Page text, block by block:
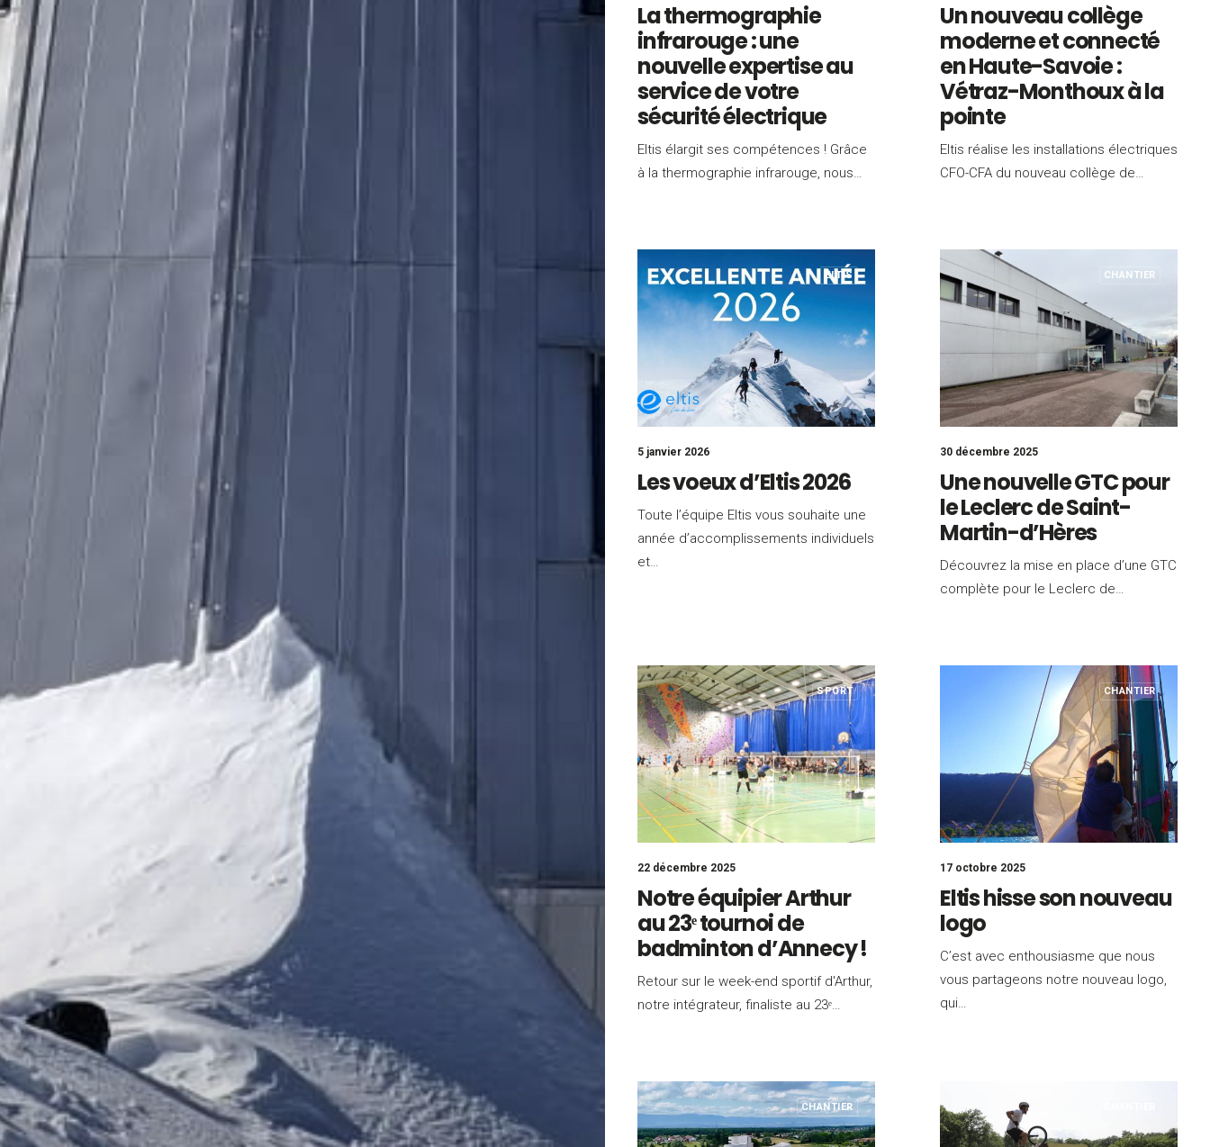
La thermographie
infrarouge : une
nouvelle expertise au
service de votre
sécurité électrique
Eltis élargit ses compétences ! Grâce
à la thermographie infrarouge, nous…
Un nouveau collège
moderne et connecté
en Haute-Savoie :
Vétraz-Monthoux à la
pointe
Eltis réalise les installations électriques
CFO-CFA du nouveau collège de…
ELTIS
5 janvier 2026
Les voeux d’Eltis 2026
Toute l’équipe Eltis vous souhaite une
année d’accomplissements individuels
et…
CHANTIER
30 décembre 2025
Une nouvelle GTC pour
le Leclerc de Saint-
Martin-d’Hères
Découvrez la mise en place d’une GTC
complète pour le Leclerc de…
SPORT
22 décembre 2025
Notre équipier Arthur
au 23ᵉ tournoi de
badminton d’Annecy !
Retour sur le week-end sportif d'Arthur,
notre intégrateur, finaliste au 23ᵉ…
CHANTIER
17 octobre 2025
Eltis hisse son nouveau
logo
C’est avec enthousiasme que nous
vous partageons notre nouveau logo,
qui…
CHANTIER